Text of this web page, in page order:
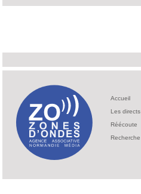
Accueil
Les directs
Réécoute
Recherche